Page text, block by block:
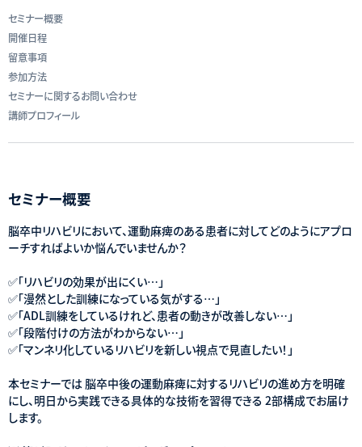
セミナー概要
開催日程
留意事項
参加方法
セミナーに関するお問い合わせ
講師プロフィール
セミナー概要
脳卒中リハビリにおいて、運動麻痺のある患者に対してどのようにアプロ
ーチすればよいか悩んでいませんか？
✅「リハビリの効果が出にくい…」
✅「漫然とした訓練になっている気がする…」
✅「ADL訓練をしているけれど、患者の動きが改善しない…」
✅「段階付けの方法がわからない…」
✅「マンネリ化しているリハビリを新しい視点で見直したい！」
本セミナーでは 脳卒中後の運動麻痺に対するリハビリの進め方を明確
にし、明日から実践できる具体的な技術を習得できる 2部構成でお届け
します。